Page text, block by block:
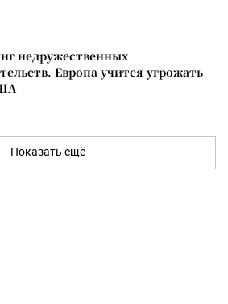
недружественных
Европа учится угрожать
Показать ещё